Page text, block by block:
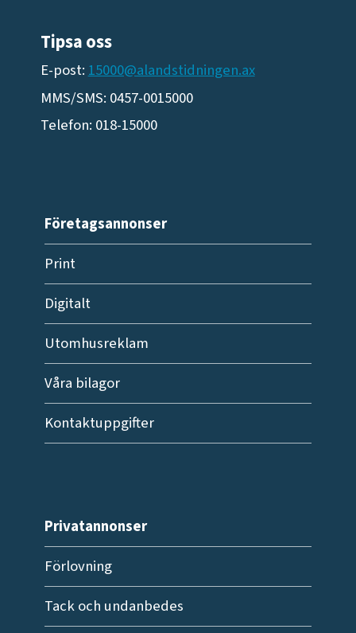
Tipsa oss
E-post: 15000@alandstidningen.ax
MMS/SMS: 0457-0015000
Telefon: 018-15000
Företagsannonser
Print
Digitalt
Utomhusreklam
Våra bilagor
Kontaktuppgifter
Privatannonser
Förlovning
Tack och undanbedes